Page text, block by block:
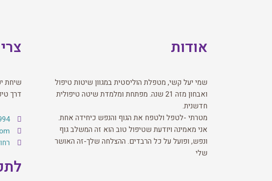
אודות
שמי יעל קשי, מטפלת הוליסטית במגוון שיטות טיפול
ואבחון מזה 21 שנה. מפתחת ומלמדת שיטה טיפולית
חדשנית.
מטרתי -לטפל ולטפח את הגוף והנפש כיחידה אחת.
אני מאמינה ויודעת שטיפול טוב הוא זה המשלב גוף
ונפש, ופועל על כל הרבדים. ההצלחה שלך-זה האושר
שלי
שיחת
דרך